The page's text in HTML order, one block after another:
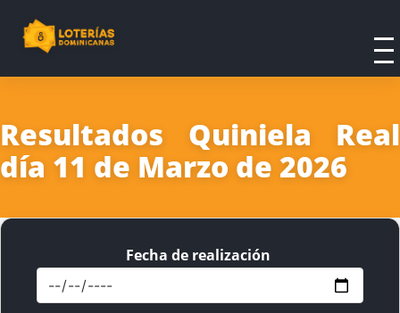
Resultados Quiniela Real
día 11 de Marzo de 2026
Fecha de realización